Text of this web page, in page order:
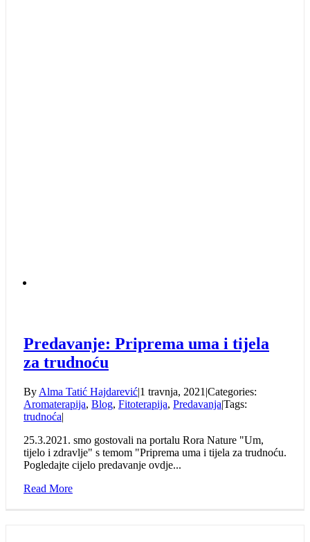
Predavanje: Priprema uma i tijela
za trudnoću
By Alma Tatić Hajdarević|1 travnja, 2021 |Categories:
Aromaterapija, Blog, Fitoterapija, Predavanja|Tags:
trudnoća|
25.3.2021. smo gostovali na portalu Rora Nature "Um,
tijelo i zdravlje" s temom "Priprema uma i tijela za trudnoću.
Pogledajte cijelo predavanje ovdje...
Read More